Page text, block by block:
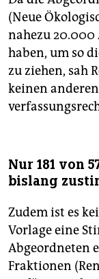
(Neue
nahezu
haben, um so
zu ziehen, sah
keinen anderen
Nur 181 von
bislang
Zudem ist es
Vorlage eine
Abgeordneten
Fraktionen